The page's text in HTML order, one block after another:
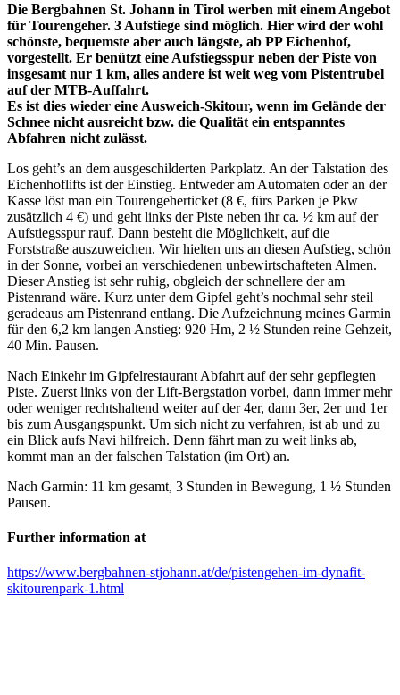
Die Bergbahnen St. Johann in Tirol werben mit einem Angebot
für Tourengeher. 3 Aufstiege sind möglich. Hier wird der wohl
schönste, bequemste aber auch längste, ab PP Eichenhof,
vorgestellt. Er benützt eine Aufstiegsspur neben der Piste von
insgesamt nur 1 km, alles andere ist weit weg vom Pistentrubel
auf der MTB-Auffahrt.
Es ist dies wieder eine Ausweich-Skitour, wenn im Gelände der
Schnee nicht ausreicht bzw. die Qualität ein entspanntes
Abfahren nicht zulässt.
Los geht’s an dem ausgeschilderten Parkplatz. An der Talstation des
Eichenhoflifts ist der Einstieg. Entweder am Automaten oder an der
Kasse löst man ein Tourengeherticket (8 €, fürs Parken je Pkw
zusätzlich 4 €) und geht links der Piste neben ihr ca. ½ km auf der
Aufstiegsspur rauf. Dann besteht die Möglichkeit, auf die
Forststraße auszuweichen. Wir hielten uns an diesen Aufstieg, schön
in der Sonne, vorbei an verschiedenen unbewirtschafteten Almen.
Dieser Anstieg ist sehr ruhig, obgleich der schnellere der am
Pistenrand wäre. Kurz unter dem Gipfel geht’s nochmal sehr steil
geradeaus am Pistenrand entlang. Die Aufzeichnung meines Garmin
für den 6,2 km langen Anstieg: 920 Hm, 2 ½ Stunden reine Gehzeit,
40 Min. Pausen.
Nach Einkehr im Gipfelrestaurant Abfahrt auf der sehr gepflegten
Piste. Zuerst links von der Lift-Bergstation vorbei, dann immer mehr
oder weniger rechtshaltend weiter auf der 4er, dann 3er, 2er und 1er
bis zum Ausgangspunkt. Um sich nicht zu verfahren, ist ab und zu
ein Blick aufs Navi hilfreich. Denn fährt man zu weit links ab,
kommt man an der falschen Talstation (im Ort) an.
Nach Garmin: 11 km gesamt, 3 Stunden in Bewegung, 1 ½ Stunden
Pausen.
Further information at
https://www.bergbahnen-stjohann.at/de/pistengehen-im-dynafit-
skitourenpark-1.html